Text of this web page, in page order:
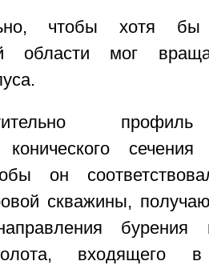
чтобы хотя
области мог
конического
он
скважины,
бурения
входящего